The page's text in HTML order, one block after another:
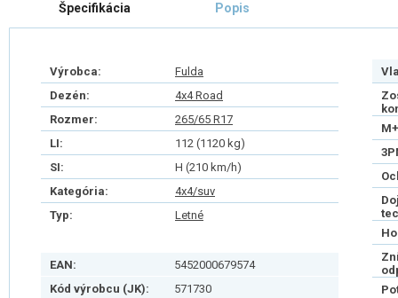
Špecifikácia Popis
Výrobca:
Fulda
Dezén:
4x4 Road
Rozmer:
265/65 R17
LI:
112 (1120 kg)
SI:
H (210 km/h)
Kategória:
4x4/suv
Typ:
Letné
EAN:
5452000679574
Kód výrobcu (JK):
571730